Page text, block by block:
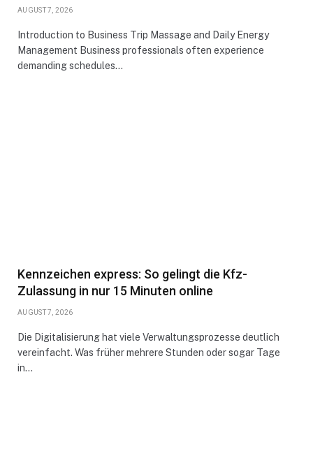
AUGUST 7, 2026
Introduction to Business Trip Massage and Daily Energy
Management Business professionals often experience
demanding schedules…
Kennzeichen express: So gelingt die Kfz-
Zulassung in nur 15 Minuten online
AUGUST 7, 2026
Die Digitalisierung hat viele Verwaltungsprozesse deutlich
vereinfacht. Was früher mehrere Stunden oder sogar Tage
in…